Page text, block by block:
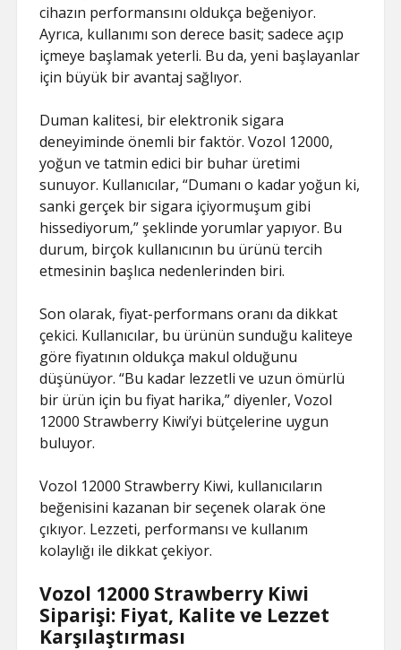
cihazın performansını oldukça beğeniyor.
Ayrıca, kullanımı son derece basit; sadece açıp
içmeye başlamak yeterli. Bu da, yeni başlayanlar
için büyük bir avantaj sağlıyor.
Duman kalitesi, bir elektronik sigara
deneyiminde önemli bir faktör. Vozol 12000,
yoğun ve tatmin edici bir buhar üretimi
sunuyor. Kullanıcılar, “Dumanı o kadar yoğun ki,
sanki gerçek bir sigara içiyormuşum gibi
hissediyorum,” şeklinde yorumlar yapıyor. Bu
durum, birçok kullanıcının bu ürünü tercih
etmesinin başlıca nedenlerinden biri.
Son olarak, fiyat-performans oranı da dikkat
çekici. Kullanıcılar, bu ürünün sunduğu kaliteye
göre fiyatının oldukça makul olduğunu
düşünüyor. “Bu kadar lezzetli ve uzun ömürlü
bir ürün için bu fiyat harika,” diyenler, Vozol
12000 Strawberry Kiwi’yi bütçelerine uygun
buluyor.
Vozol 12000 Strawberry Kiwi, kullanıcıların
beğenisini kazanan bir seçenek olarak öne
çıkıyor. Lezzeti, performansı ve kullanım
kolaylığı ile dikkat çekiyor.
Vozol 12000 Strawberry Kiwi
Siparişi: Fiyat, Kalite ve Lezzet
Karşılaştırması